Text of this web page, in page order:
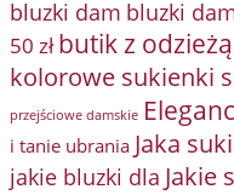
bluzki dam bluzki
50 zł butik z odzieżą
kolorowe sukienki
przejściowe damskie
i tanie ubrania Jaka
jakie bluzki dla Jakie